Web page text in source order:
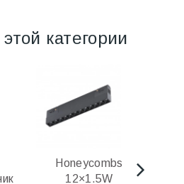
категории
Honeycombs
12×1.5W